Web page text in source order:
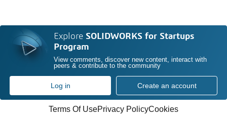
Explore SOLIDWORKS for Startups
Program
View comments, discover new content, interact with
peers & contribute to the community
Log in Create an account
Terms Of UsePrivacy PolicyCookies